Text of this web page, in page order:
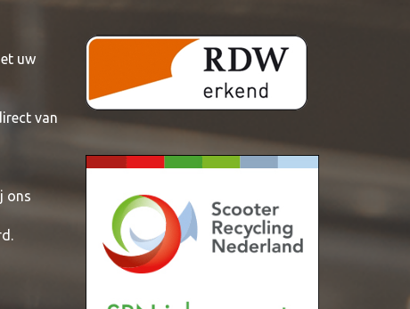
uw
van
ons